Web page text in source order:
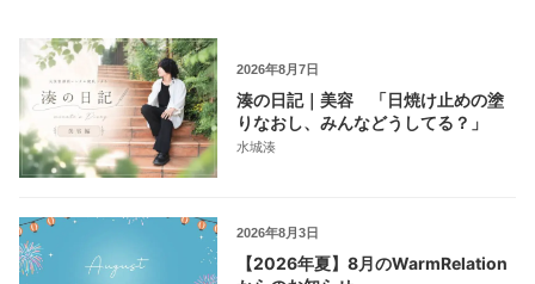
2026年8月7日
湊の日記｜美容 「日焼け止めの塗
りなおし、みんなどうしてる？」
水城湊
2026年8月3日
【2026年夏】8月のWarmRelation